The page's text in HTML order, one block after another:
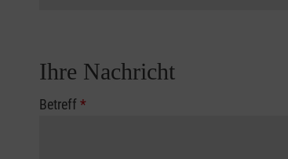
Ihre Nachricht
Betreff*